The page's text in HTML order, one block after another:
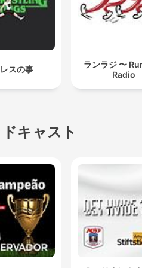
スの事
ランラジ 〜
Radio
キャスト